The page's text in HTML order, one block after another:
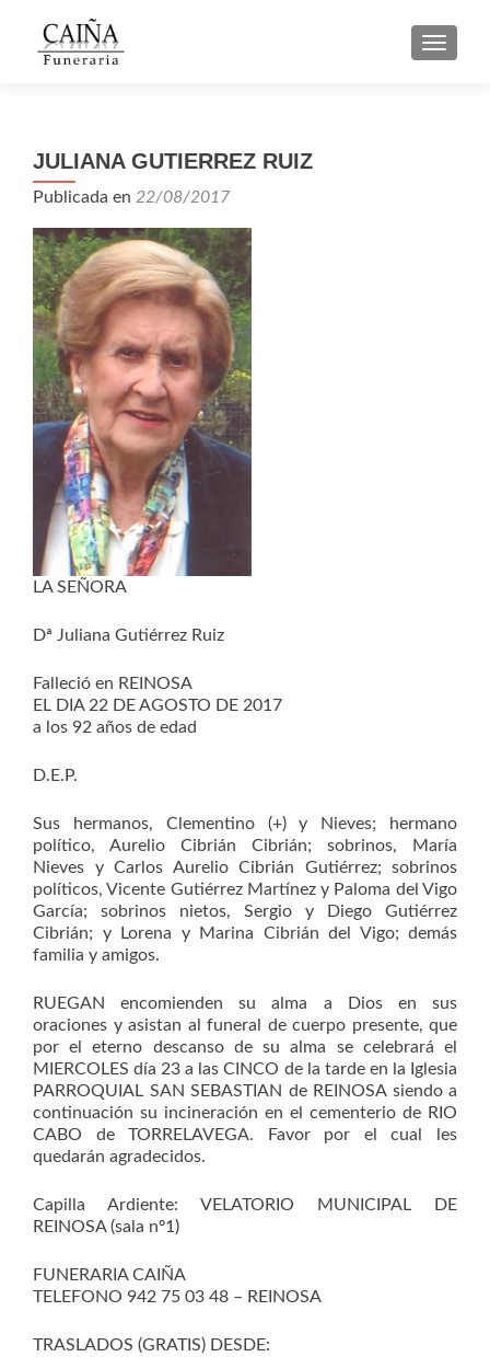
JULIANA GUTIERREZ RUIZ
Publicada en 22/08/2017
LA SEÑORA
Dª Juliana Gutiérrez Ruiz
Falleció en REINOSA
EL DIA 22 DE AGOSTO DE 2017
a los 92 años de edad
D.E.P.
Sus hermanos, Clementino (+) y Nieves; hermano
político, Aurelio Cibrián Cibrián; sobrinos, María
Nieves y Carlos Aurelio Cibrián Gutiérrez; sobrinos
políticos, Vicente Gutiérrez Martínez y Paloma del Vigo
García; sobrinos nietos, Sergio y Diego Gutiérrez
Cibrián; y Lorena y Marina Cibrián del Vigo; demás
familia y amigos.
RUEGAN encomienden su alma a Dios en sus
oraciones y asistan al funeral de cuerpo presente, que
por el eterno descanso de su alma se celebrará el
MIERCOLES día 23 a las CINCO de la tarde en la Iglesia
PARROQUIAL SAN SEBASTIAN de REINOSA siendo a
continuación su incineración en el cementerio de RIO
CABO de TORRELAVEGA. Favor por el cual les
quedarán agradecidos.
Capilla Ardiente: VELATORIO MUNICIPAL DE
REINOSA (sala nº1)
FUNERARIA CAIÑA
TELEFONO 942 75 03 48 – REINOSA
TRASLADOS (GRATIS) DESDE: